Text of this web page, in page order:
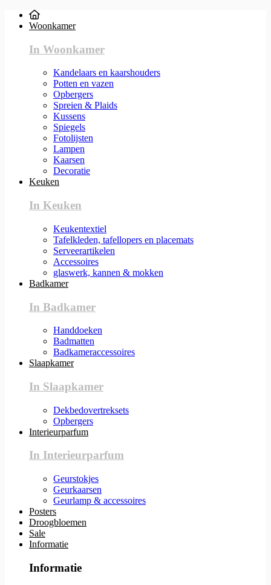
Woonkamer
In Woonkamer
Kandelaars en kaarshouders
Potten en vazen
Opbergers
Spreien & Plaids
Kussens
Spiegels
Fotolijsten
Lampen
Kaarsen
Decoratie
Keuken
In Keuken
Keukentextiel
Tafelkleden, tafellopers en placemats
Serveerartikelen
Accessoires
glaswerk, kannen & mokken
Badkamer
In Badkamer
Handdoeken
Badmatten
Badkameraccessoires
Slaapkamer
In Slaapkamer
Dekbedovertreksets
Opbergers
Interieurparfum
In Interieurparfum
Geurstokjes
Geurkaarsen
Geurlamp & accessoires
Posters
Droogbloemen
Sale
Informatie
Informatie